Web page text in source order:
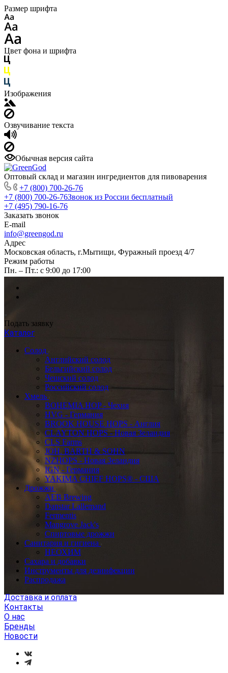
Размер шрифта
Цвет фона и шрифта
Изображения
Озвучивание текста
Обычная версия сайта
Оптовый склад и магазин ингредиентов для пивоварения
+7 (800) 700-26-76
+7 (800) 700-26-76Звонок из России бесплатный
+7 (495) 790-16-76
Заказать звонок
E-mail
info@greengod.ru
Адрес
Московская область, г.Мытищи, Фуражный проезд 4/7
Режим работы
Пн. – Пт.: с 9:00 до 17:00
Подать заявку
Каталог
Солод
Английский солод
Бельгийский солод
Чешский солод
Российский солод
Хмель
BOHEMIA HOP - Чехия
HVG - Германия
BROOK HOUSE HOPS - Англия
CLAYTON HOPS - Новая Зеландия
CLS Farms
JOH. BARTH & SOHN
NZHOPS - Новая Зеландия
IGN - Германия
YAKIMA CHIEF HOPS® - США
Дрожжи
AEB Brewing
Danstar Lallemand
Fermentis
Mangrove Jack's
Спиртовые дрожжи
Санитария и гигиена
НЕОХИМ
Сахара и добавки
Инструменты для дезинфекции
Распродажа
Доставка и оплата
Контакты
О нас
Бренды
Новости